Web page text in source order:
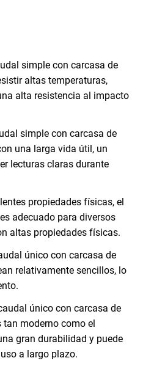
simple con carcasa de
altas temperaturas,
alta resistencia al impacto
simple con carcasa de
una larga vida útil, un
lecturas claras durante
propiedades físicas, el
adecuado para diversos
altas propiedades físicas.
único con carcasa de
relativamente sencillos, lo
único con carcasa de
moderno como el
gran durabilidad y puede
a largo plazo.